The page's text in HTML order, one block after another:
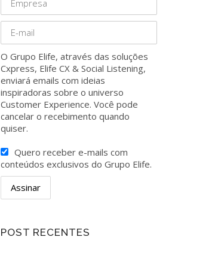
O Grupo Elife, através das soluções
Cxpress, Elife CX & Social Listening,
enviará emails com ideias
inspiradoras sobre o universo
Customer Experience. Você pode
cancelar o recebimento quando
quiser.
Quero receber e-mails com
conteúdos exclusivos do Grupo Elife.
POST RECENTES